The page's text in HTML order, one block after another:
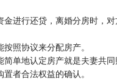
进行还贷，离婚分房时，
照协议来分配房产。
单地认定房产就是夫妻共同
者合法权益的确认。